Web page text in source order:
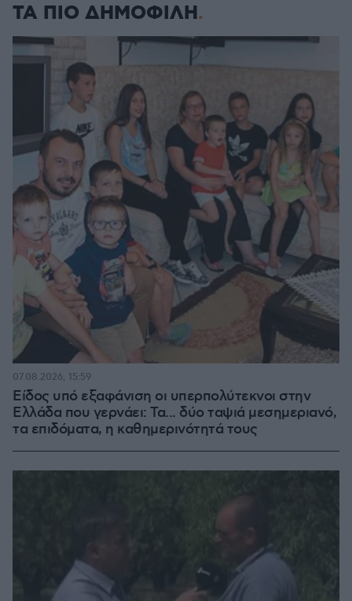
ΤΑ ΠΙΟ ΔΗΜΟΦΙΛΗ
Είδος υπό εξαφάνιση οι υπερπολύτεκνοι στην
Ελλάδα που γερνάει: Τα... δύο ταψιά μεσημεριανό,
τα επιδόματα, η καθημερινότητά τους
07.08.2026, 15:59